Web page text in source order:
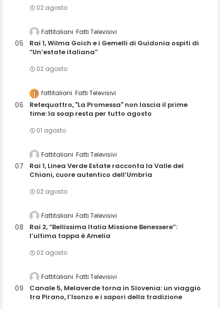
02 agosto
Fattitaliani Fatti Televisivi
Rai 1, Wilma Goich e i Gemelli di Guidonia ospiti di
“Un’estate italiana”
02 agosto
fattitaliani Fatti Televisivi
Retequattro, "La Promessa" non lascia il prime
time: la soap resta per tutto agosto
01 agosto
Fattitaliani Fatti Televisivi
Rai 1, Linea Verde Estate racconta la Valle del
Chiani, cuore autentico dell’Umbria
02 agosto
Fattitaliani Fatti Televisivi
Rai 2, “Bellissima Italia Missione Benessere”:
l’ultima tappa è Amelia
02 agosto
Fattitaliani Fatti Televisivi
Canale 5, Melaverde torna in Slovenia: un viaggio
tra Pirano, l’Isonzo e i sapori della tradizione